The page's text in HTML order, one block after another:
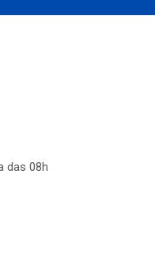
das 08h